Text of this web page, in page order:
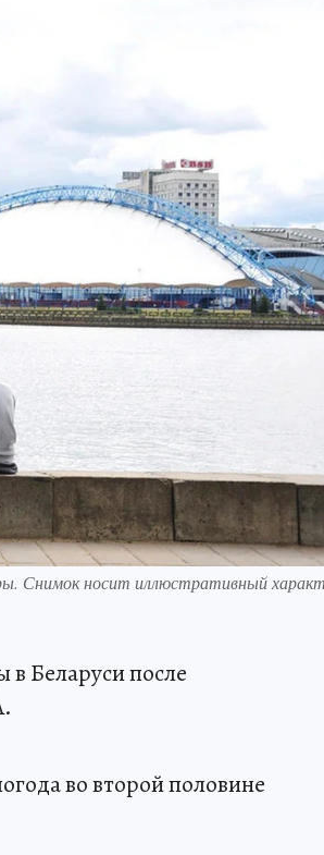
Снимок носит иллюстративный
Беларуси после
во второй половине